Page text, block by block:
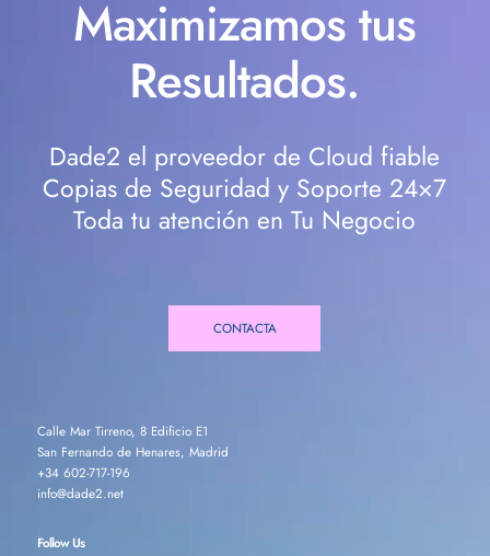
Maximizamos tus
Resultados.
Dade2 el proveedor de Cloud fiable
Copias de Seguridad y Soporte 24×7
Toda tu atención en Tu Negocio
CONTACTA
Calle Mar Tirreno, 8 Edificio E1
San Fernando de Henares, Madrid
+34 602-717-196
info@dade2.net
Follow Us